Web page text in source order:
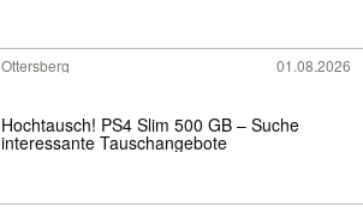
Ottersberg 01.08.2026
Hochtausch! PS4 Slim 500 GB – Suche
interessante Tauschangebote